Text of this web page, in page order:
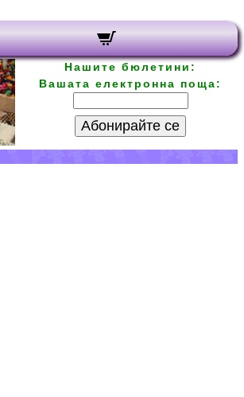
Нашите бюлетини:
Вашата електронна поща:
Абонирайте се